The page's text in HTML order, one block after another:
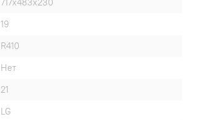
19
R410
Нет
21
LG